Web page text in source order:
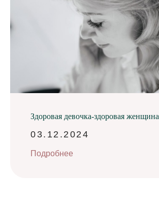
Здоровая девочка-здоровая женщина
03.12.2024
Подробнее